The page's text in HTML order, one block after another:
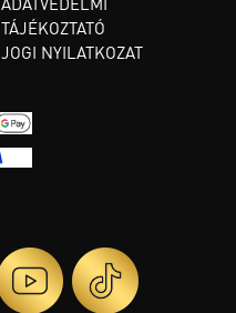
TÁJÉKOZTATÓ
JOGI NYILATKOZAT